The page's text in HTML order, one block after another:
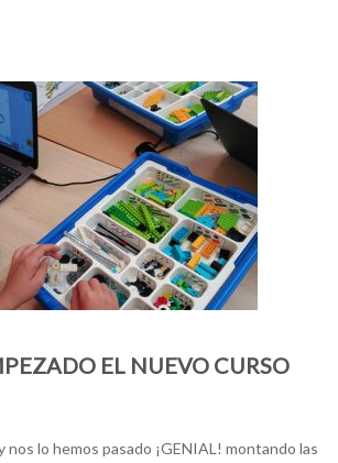
EL NUEVO CURSO
nos lo hemos pasado ¡GENIAL! montando las